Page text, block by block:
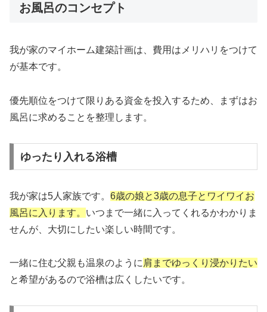
お風呂のコンセプト
我が家のマイホーム建築計画は、費用はメリハリをつけて
が基本です。
優先順位をつけて限りある資金を投入するため、まずはお
風呂に求めることを整理します。
ゆったり入れる浴槽
我が家は5人家族です。 6歳の娘と3歳の息子とワイワイお
風呂に入ります。 いつまで一緒に入ってくれるかわかりま
せんが、大切にしたい楽しい時間です。
一緒に住む父親も温泉のように 肩までゆっくり浸かりたい
と希望があるので浴槽は広くしたいです。